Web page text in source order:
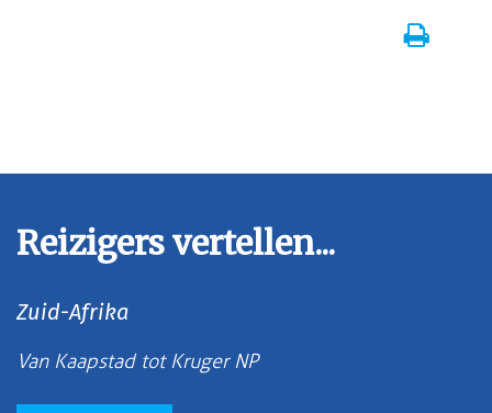
Reizigers vertellen...
Zuid-Afrika
Van Kaapstad tot Kruger NP